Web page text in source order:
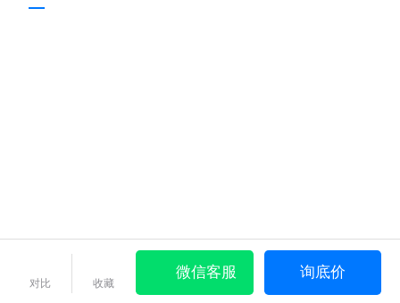
对比 收藏
微信客服 询底价